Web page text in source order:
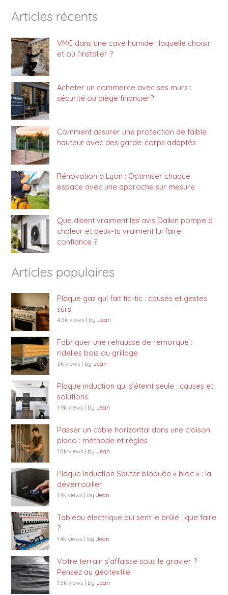
Articles récents
VMC dans une cave humide : laquelle choisir
et où l’installer ?
Acheter un commerce avec ses murs :
sécurité ou piège financier?
Comment assurer une protection de faible
hauteur avec des garde-corps adaptés
Rénovation à Lyon : Optimiser chaque
espace avec une approche sur mesure
Que disent vraiment les avis Daikin pompe à
chaleur et peux-tu vraiment lui faire
confiance ?
Articles populaires
Plaque gaz qui fait tic-tic : causes et gestes
sûrs
4.3k views | by Jean
Fabriquer une rehausse de remorque :
ridelles bois ou grillage
3k views | by Jean
Plaque induction qui s’éteint seule : causes et
solutions
1.9k views | by Jean
Passer un câble horizontal dans une cloison
placo : méthode et règles
1.8k views | by Jean
Plaque induction Sauter bloquée « bloc » : la
déverrouiller
1.4k views | by Jean
Tableau électrique qui sent le brûlé : que faire
?
1.4k views | by Jean
Votre terrain s’affaisse sous le gravier ?
Pensez au géotextile
1.3k views | by Jean